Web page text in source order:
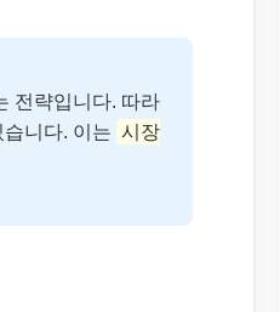
전략입니다. 따라
니다. 이는 시장